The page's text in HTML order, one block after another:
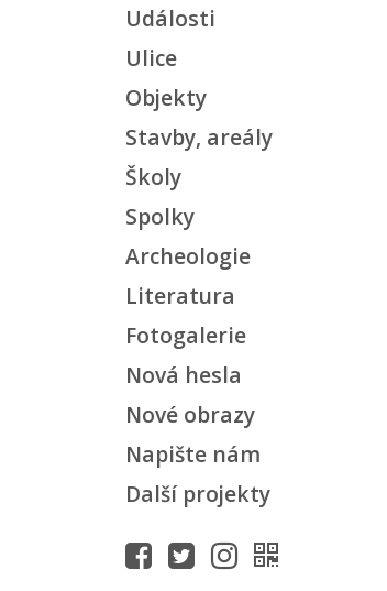
Události
Ulice
Objekty
Stavby, areály
Školy
Spolky
Archeologie
Literatura
Fotogalerie
Nová hesla
Nové obrazy
Napište nám
Další projekty